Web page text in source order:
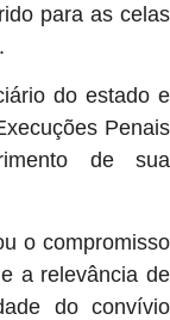
para as celas
do estado e
Penais
de sua
o compromisso
a relevância de
do convívio